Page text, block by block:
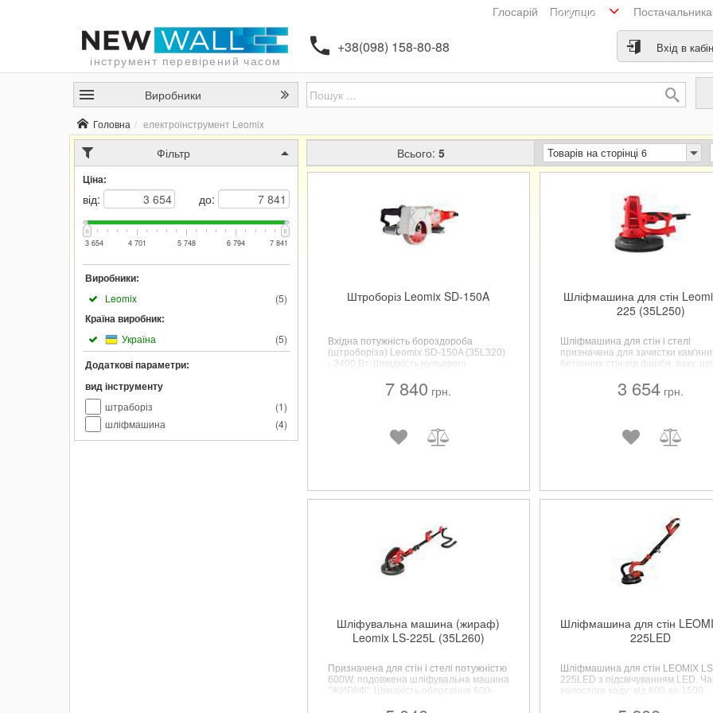
Глосарій Покупцю
інструмент перевірений часом
+38(098) 158-80-88 Вхід в
Виробники
Головна
електроінструмент Leomix
Фільтр
Ціна:
від: до:
3 654 4 701 5 748 6 794 7 841
Виробники:
(5)
Leomix
Країна виробник:
(5)
Україна
Додаткові параметри:
вид інструменту
(1)
штраборіз
(4)
шліфмашина
Всього: 5 Товарів на сторінці 6
Штроборіз Leomix SD-150A
Вхідна потужність бороздороба
(штроборіза) Leomix SD-150A (35L320)
- 2400 Вт. Швидкість нульового
диска - 150 мм. Ріжуча здатність
(глибина) 8-43 мм. Ріжуча здатність
7 840 грн.
Шліфмашина для стін
225 (35L250)
Шліфмашина для стін і стелі
призначена для зачистки
бетонних стін від фарби, лаку,
Гц / 220-240 ~ 50 Гц. Потужність
1050/1220 Вт. Діаметр
3 654 грн.
Шліфувальна машина (жираф)
Leomix LS-225L (35L260)
Призначена для стін і стелі потужністю
600W, подовжена шліфувальна машина
"ЖИРАФ". Швидкість обертання 600-
Шліфмашина для стін
225LED
Шліфмашина для стін LEOMIX
225LED з підсвічуванням LED.
холостого ходу: від 600 до 1500